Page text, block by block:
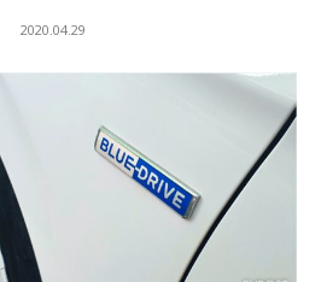
2020.04.29